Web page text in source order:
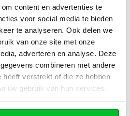
content en advertenties te
voor social media te bieden
te analyseren. Ook delen we
van onze site met onze
adverteren en analyse. Deze
combineren met andere
heeft verstrekt of die ze hebben
uw gebruik van hun services.
het
een hybride
van een
ten opzichte van